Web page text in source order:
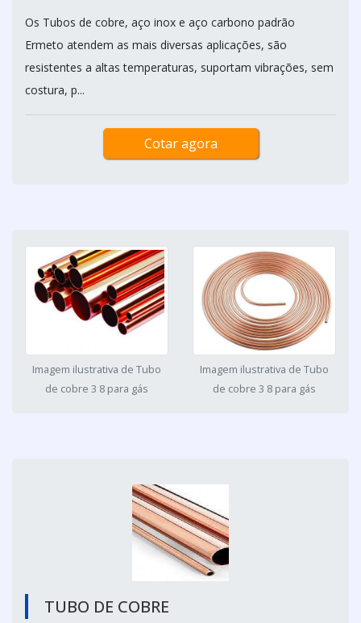
Os Tubos de cobre, aço inox e aço carbono padrão
Ermeto atendem as mais diversas aplicações, são
resistentes a altas temperaturas, suportam vibrações, sem
costura, p...
Cotar agora
Imagem ilustrativa de Tubo
de cobre 3 8 para gás
Imagem ilustrativa de Tubo
de cobre 3 8 para gás
TUBO DE COBRE